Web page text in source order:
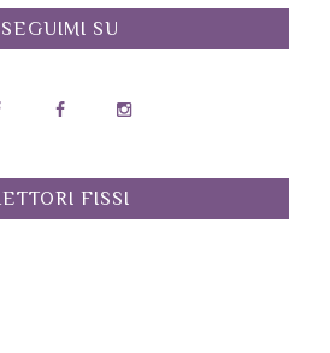
SEGUIMI SU
FISSI